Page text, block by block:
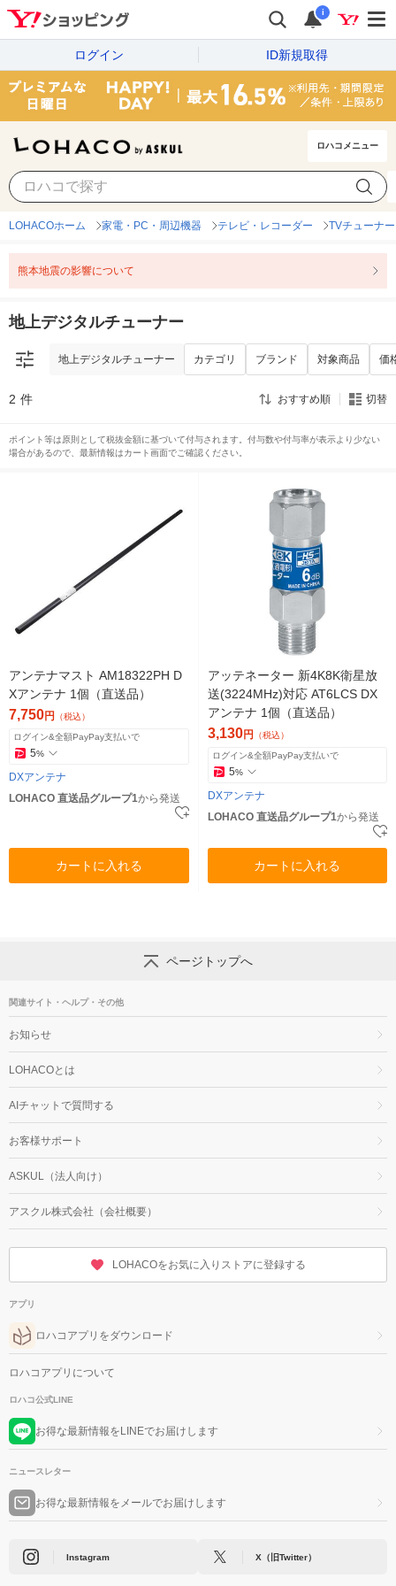
i
ログイン ID新規取得
ロハコメニュー
地上デジタルチューナー 価
LOHACOホーム 家電・PC・周辺機器 テレビ・レコーダー TVチューナ
熊本地震の影響について
地上デジタルチューナー
地上デジタルチューナー カテゴリ ブランド 対象商品 価
2 件 おすすめ順 切替
ポイント等は原則として税抜金額に基づいて付与されます。付与数や付与率が表示より少ない
場合があるので、最新情報はカート画面でご確認ください。
アンテナマスト AM18322PH D
Xアンテナ 1個（直送品）
7,750円 （税込）
ログイン&全額PayPay支払いで
5%
DXアンテナ
LOHACO 直送品グループ1から発送
カートに入れる
アッテネーター 新4K8K衛星放
送(3224MHz)対応 AT6LCS DX
アンテナ 1個（直送品）
3,130円 （税込）
ログイン&全額PayPay支払いで
5%
DXアンテナ
LOHACO 直送品グループ1から発送
カートに入れる
ページトップへ
関連サイト・ヘルプ・その他
お知らせ
LOHACOとは
AIチャットで質問する
お客様サポート
ASKUL（法人向け）
アスクル株式会社（会社概要）
LOHACOをお気に入りストアに登録する
アプリ
ロハコアプリをダウンロード
ロハコアプリについて
ロハコ公式LINE
お得な最新情報をLINEでお届けします
ニュースレター
お得な最新情報をメールでお届けします
Instagram X（旧Twitter）